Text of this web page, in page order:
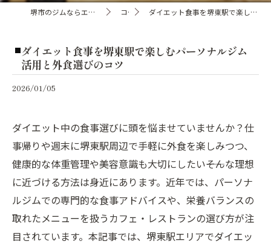
堺市のジムならエスフィットビューティージム コラム ダイエット食事を堺東駅で楽しむパーソナルジム活用と外食選びのコツ
ダイエット食事を堺東駅で楽しむパーソナルジム
活用と外食選びのコツ
2026/01/05
ダイエット中の食事選びに頭を悩ませていませんか？仕
事帰りや週末に堺東駅周辺で手軽に外食を楽しみつつ、
健康的な体重管理や美容意識も大切にしたい――そんな理想
に近づける方法は身近にあります。近年では、パーソナ
ルジムでの専門的な食事アドバイスや、栄養バランスの
取れたメニューを扱うカフェ・レストランの選び方が注
目されています。本記事では、堺東駅エリアでダイエッ